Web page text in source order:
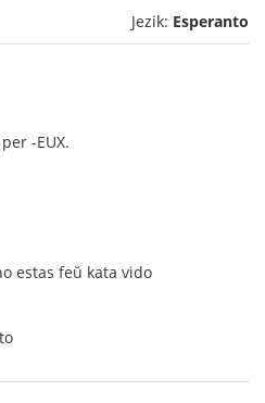
Jezik: Esperanto
-EUX.
estas feŭ kata vido